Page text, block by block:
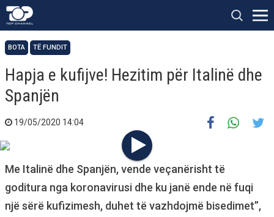
BOTA TË FUNDIT
Hapja e kufijve! Hezitim për Italinë dhe
Spanjën
19/05/2020 14:04
Me Italinë dhe Spanjën, vende veçanërisht të
goditura nga koronavirusi dhe ku janë ende në fuqi
një sërë kufizimesh, duhet të vazhdojmë bisedimet”,